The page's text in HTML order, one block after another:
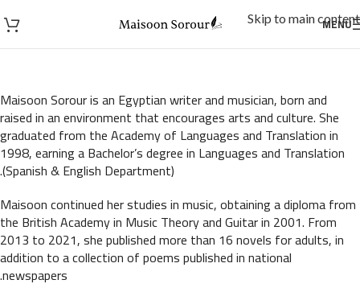
Skip to main content
MENU
Maisoon Sorour is an Egyptian writer and musician, born and
raised in an environment that encourages arts and culture. She
graduated from the Academy of Languages and Translation in
1998, earning a Bachelor’s degree in Languages and Translation
(Spanish & English Department).
Maisoon continued her studies in music, obtaining a diploma from
the British Academy in Music Theory and Guitar in 2001. From
2013 to 2021, she published more than 16 novels for adults, in
addition to a collection of poems published in national
newspapers.